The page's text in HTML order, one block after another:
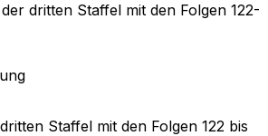
dritten Staffel mit den Folgen 122-
Staffel mit den Folgen 122 bis